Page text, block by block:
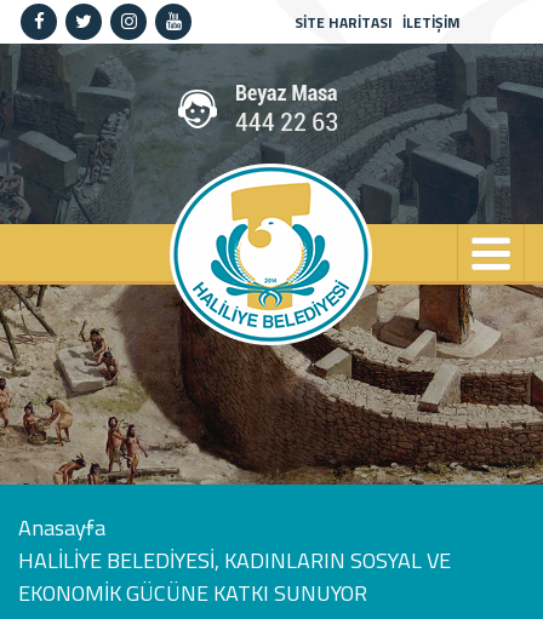
SİTE HARİTASI İLETİŞİM
Anasayfa
HALİLİYE BELEDİYESİ, KADINLARIN SOSYAL VE
EKONOMİK GÜCÜNE KATKI SUNUYOR
Anasayfa
Kurumsal
Haliliye
Spor
Kültür
Sanat
Güncel
İletişim